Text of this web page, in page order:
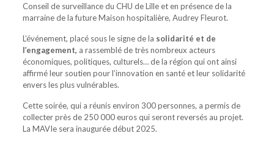
Conseil de surveillance du CHU de Lille et en présence de la
marraine de la future Maison hospitalière, Audrey Fleurot.
L’événement, placé sous le signe de la solidarité et de
l’engagement, a rassemblé de très nombreux acteurs
économiques, politiques, culturels… de la région qui ont ainsi
affirmé leur soutien pour l’innovation en santé et leur solidarité
envers les plus vulnérables.
Cette soirée, qui a réunis environ 300 personnes, a permis de
collecter près de 250 000 euros qui seront reversés au projet.
La MAVIe sera inaugurée début 2025.